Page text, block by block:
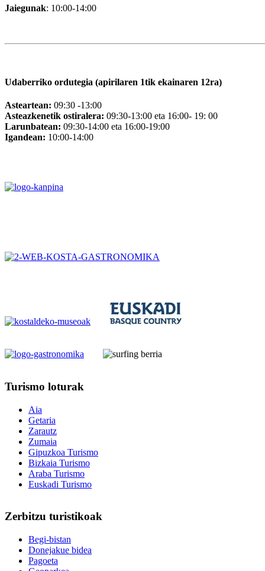
Jaiegunak: 10:00-14:00
Udaberriko ordutegia (apirilaren 1tik ekainaren 12ra)
Asteartean: 09:30 -13:00
Asteazkenetik ostiralera: 09:30-13:00 eta 16:00- 19: 00
Larunbatean: 09:30-14:00 eta 16:00-19:00
Igandean: 10:00-14:00
Turismo loturak
Aia
Getaria
Zarautz
Zumaia
Gipuzkoa Turismo
Bizkaia Turismo
Araba Turismo
Euskadi Turismo
Zerbitzu turistikoak
Begi-bistan
Donejakue bidea
Pagoeta